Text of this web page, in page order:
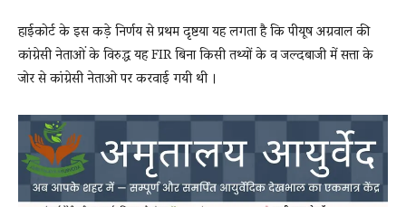
हाईकोर्ट के इस कड़े निर्णय से प्रथम दृष्टया यह लगता है कि पीयूष अग्रवाल की
कांग्रेसी नेताओं के विरुद्ध यह FIR बिना किसी तथ्यों के व जल्दबाजी में सत्ता के
जोर से कांग्रेसी नेताओ पर करवाई गयी थी ।